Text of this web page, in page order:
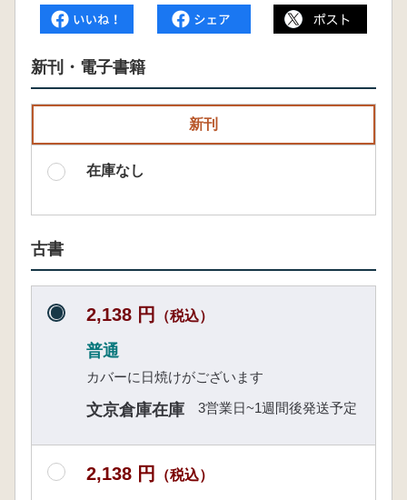
新刊・電子書籍
新刊
在庫なし
古書
2,138 円 （税込）
普通
カバーに日焼けがございます
文京倉庫在庫 3営業日~1週間後発送予定
2,138 円 （税込）